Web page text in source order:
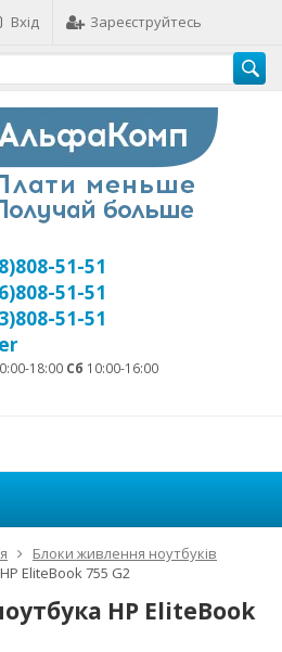
Вхід Зареєструйтесь
51-51
51-51
51-51
18:00 Сб 10:00-16:00
Блоки живлення ноутбуків
EliteBook 755 G2
HP EliteBook